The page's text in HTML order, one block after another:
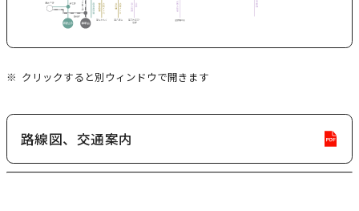
大学院
国際言語文化研究科
海外協定校
キャンパス内国際交流
その他（国際協力等）
別
イ
ン
ド
クリックすると別ウィンドウで開きます
P
D
路線図、交通案内